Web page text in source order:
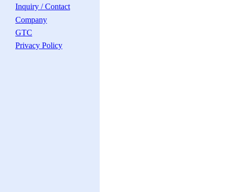
Inquiry / Contact
Company
GTC
Privacy Policy